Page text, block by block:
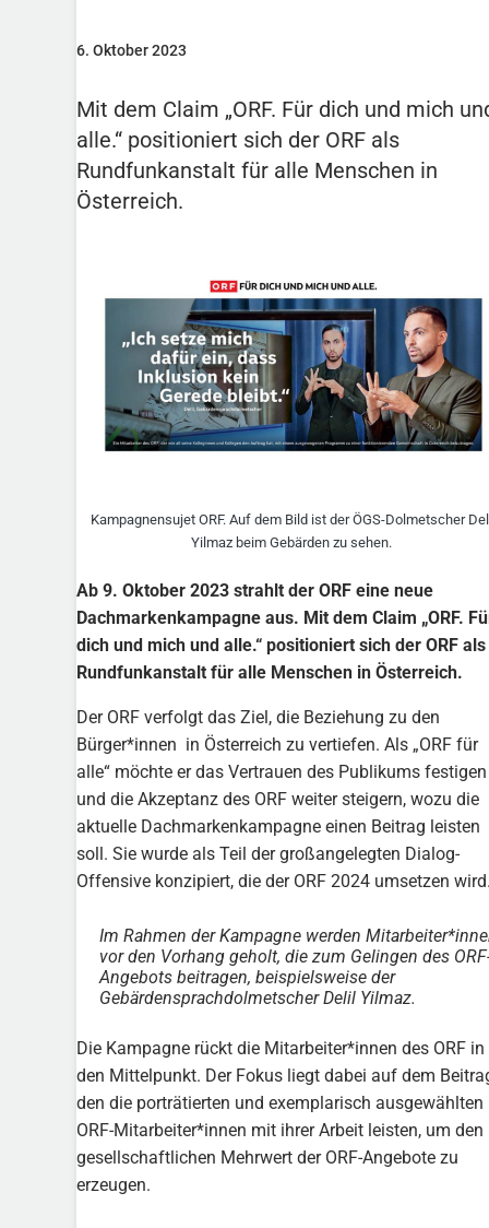
6. Oktober 2023
Mit dem Claim „ORF. Für dich und mich
alle.“ positioniert sich der ORF als
Rundfunkanstalt für alle Menschen in
Österreich.
Kampagnensujet ORF. Auf dem Bild ist der ÖGS-Dolmetscher
Yilmaz beim Gebärden zu sehen.
Ab 9. Oktober 2023 strahlt der ORF eine neue
Dachmarkenkampagne aus. Mit dem Claim „ORF.
dich und mich und alle.“ positioniert sich der ORF als
Rundfunkanstalt für alle Menschen in Österreich.
Der ORF verfolgt das Ziel, die Beziehung zu den
Bürger*innen in Österreich zu vertiefen. Als „ORF für
alle“ möchte er das Vertrauen des Publikums festigen
und die Akzeptanz des ORF weiter steigern, wozu die
aktuelle Dachmarkenkampagne einen Beitrag leisten
soll. Sie wurde als Teil der großangelegten Dialog-
Offensive konzipiert, die der ORF 2024 umsetzen
Im Rahmen der Kampagne werden
vor den Vorhang geholt, die zum Gelingen des
Angebots beitragen, beispielsweise der
Gebärdensprachdolmetscher Delil Yilmaz.
Die Kampagne rückt die Mitarbeiter*innen des ORF in
den Mittelpunkt. Der Fokus liegt dabei auf dem
den die porträtierten und exemplarisch ausgewählten
ORF-Mitarbeiter*innen mit ihrer Arbeit leisten, um den
gesellschaftlichen Mehrwert der ORF-Angebote zu
erzeugen.